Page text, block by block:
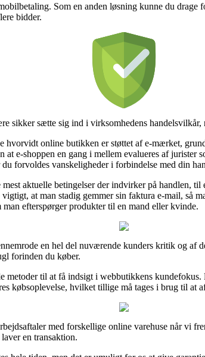
Som en anden løsning kunne du
bidder.
sikker sætte sig ind i virksomhedens handelsvilkår,
hvorvidt online butikken er støttet af e-mærket,
e-shoppen en gang i mellem evalueres af jurister
forvoldes vanskeligheder i forbindelse med din
aktuelle betingelser der indvirker på handlen,
vigtigt, at man stadig gemmer sin faktura e-mail, så
efterspørger produkter til en mand eller kvinde.
en hel del nuværende kunders kritik og af
forinden du køber.
metoder til at få indsigt i webbutikkens
købsoplevelse, hvilket tillige må tages i brug til at
med forskellige online varehuse når vi
en transaktion.